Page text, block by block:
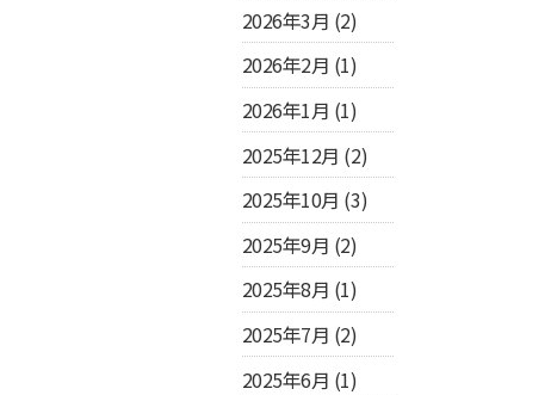
2026年3月 (2)
2026年2月 (1)
2026年1月 (1)
2025年12月 (2)
2025年10月 (3)
2025年9月 (2)
2025年8月 (1)
2025年7月 (2)
2025年6月 (1)